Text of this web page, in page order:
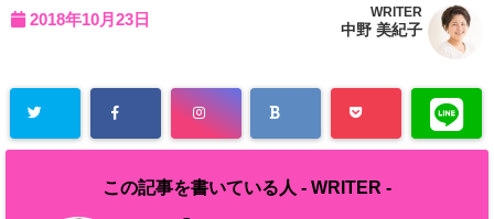
2018年10月23日 WRITER
中野 美紀子
この記事を書いている人 - WRITER -